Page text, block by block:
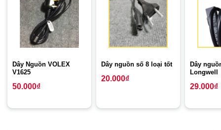
Dây Nguồn VOLEX
V1625
50.000₫
Dây nguồn số 8 loại tốt
20.000₫
Dây
Longwell
29.000₫